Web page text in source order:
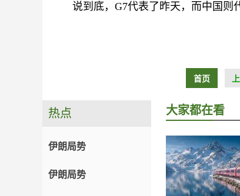
说到底，G7代表了昨天，而中国则
首页
热点
伊朗局势
伊朗局势
大家都在看